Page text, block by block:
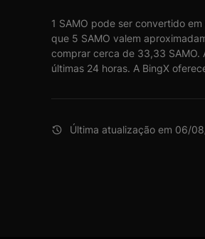
1 SAMO pode ser convertido
que 5 SAMO valem
comprar cerca de 33,33 SAMO.
últimas 24 horas. A BingX
Última atualização em 06/